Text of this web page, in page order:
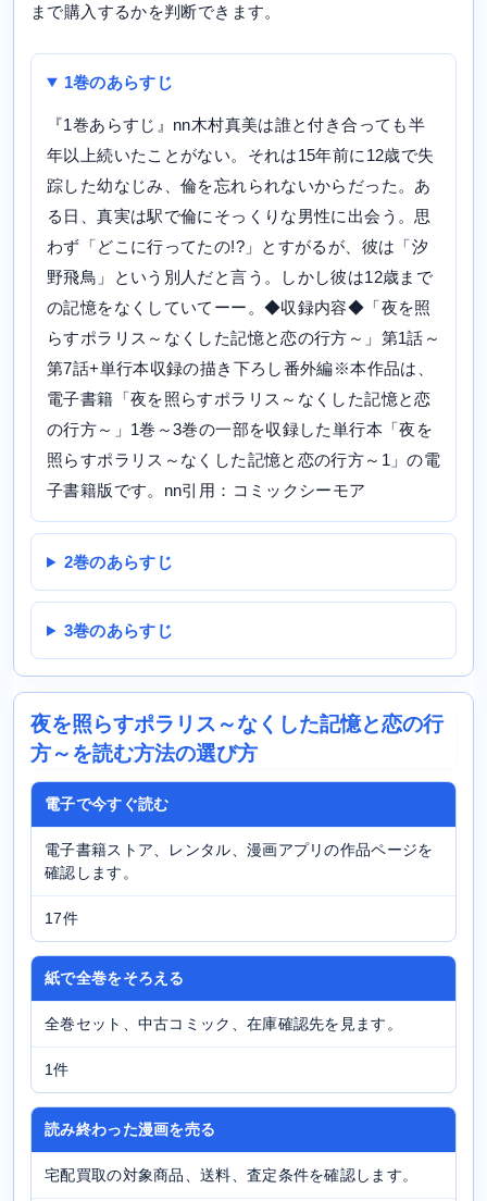
まで購入するかを判断できます。
1巻のあらすじ
『1巻あらすじ』nn木村真美は誰と付き合っても半
年以上続いたことがない。それは15年前に12歳で失
踪した幼なじみ、倫を忘れられないからだった。あ
る日、真実は駅で倫にそっくりな男性に出会う。思
わず「どこに行ってたの!?」とすがるが、彼は「汐
野飛鳥」という別人だと言う。しかし彼は12歳まで
の記憶をなくしていてーー。◆収録内容◆「夜を照
らすポラリス～なくした記憶と恋の行方～」第1話～
第7話+単行本収録の描き下ろし番外編※本作品は、
電子書籍「夜を照らすポラリス～なくした記憶と恋
の行方～」1巻～3巻の一部を収録した単行本「夜を
照らすポラリス～なくした記憶と恋の行方～1」の電
子書籍版です。nn引用：コミックシーモア
2巻のあらすじ
3巻のあらすじ
夜を照らすポラリス～なくした記憶と恋の行
方～を読む方法の選び方
電子で今すぐ読む
電子書籍ストア、レンタル、漫画アプリの作品ページを
確認します。
17件
紙で全巻をそろえる
全巻セット、中古コミック、在庫確認先を見ます。
1件
読み終わった漫画を売る
宅配買取の対象商品、送料、査定条件を確認します。